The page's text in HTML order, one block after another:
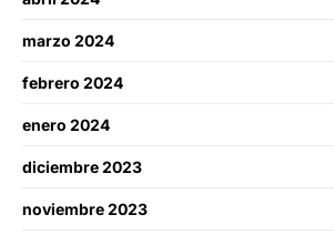
marzo 2024
febrero 2024
enero 2024
diciembre 2023
noviembre 2023